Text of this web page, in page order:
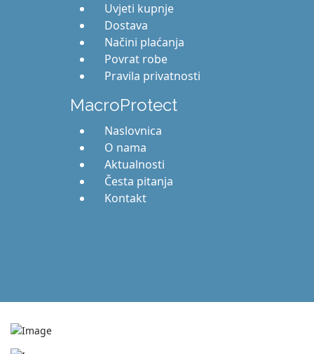
Uvjeti kupnje
Dostava
Načini plaćanja
Povrat robe
Pravila privatnosti
MacroProtect
Naslovnica
O nama
Aktualnosti
Česta pitanja
Kontakt